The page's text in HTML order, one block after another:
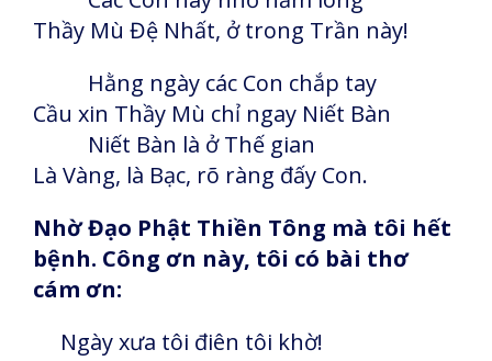
Thầy Mù Đệ Nhất, ở trong Trần này!
Hằng ngày các Con chắp tay
Cầu xin Thầy Mù chỉ ngay Niết Bàn
Niết Bàn là ở Thế gian
Là Vàng, là Bạc, rõ ràng đấy Con.
Nhờ Đạo Phật Thiền Tông mà tôi hết
bệnh. Công ơn này, tôi có bài thơ
cám ơn:
Ngày xưa tôi điên tôi khờ!